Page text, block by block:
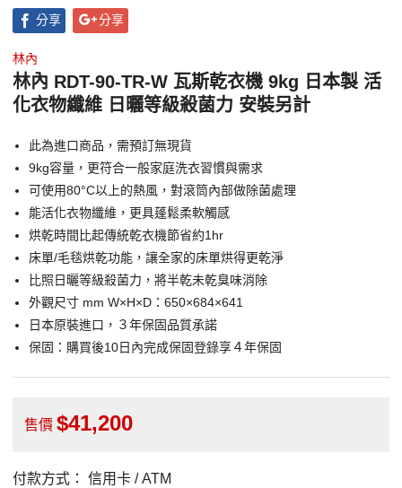
分享 分享
林內
林內 RDT-90-TR-W 瓦斯乾衣機 9kg 日本製 活
化衣物纖維 日曬等級殺菌力 安裝另計
此為進口商品，需預訂無現貨
9kg容量，更符合一般家庭洗衣習慣與需求
可使用80°C以上的熱風，對滾筒內部做除菌處理
能活化衣物纖維，更具蓬鬆柔軟觸感
烘乾時間比起傳統乾衣機節省約1hr
床單/毛毯烘乾功能，讓全家的床單烘得更乾淨
比照日曬等級殺菌力，將半乾未乾臭味消除
外觀尺寸 mm W×H×D：650×684×641
日本原裝進口，３年保固品質承諾
保固：購買後10日內完成保固登錄享４年保固
售價 41,200
付款方式： 信用卡 / ATM